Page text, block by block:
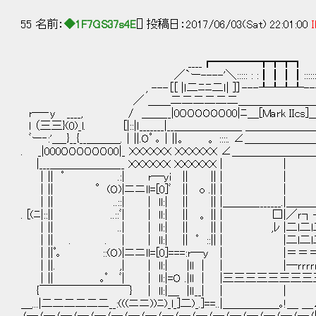
55 名前： ◆1F7GS37s4E [] 投稿日：2017/06/03(Sat) 22:01:00
____┏━━━━┳┳┳┓
／`ー----'＼::::: :
, ---［[ |ｌ二ﾆﾆ二ｌ| ]］---┸┸┸┸----
／ ＿＿二二二二二二＿＿＿＿＿＿＿
r―‐y ____, / ＿＿__|0００OOO０00|ﾆ＿[Mark
l （三三}(0)_l. [|::|ｌ_______|__＿＿＿＿＿＿ ＿＿＿＿＿
ﾞー‐:'＿_}__{__＿＿＿.｜||.Oﾟ ｡｜||。 。 ::::. ∠＿＿＿＿＿＿
. _|000００００００00|_ ＸＸＸＸＸＸ ＸＸＸＸＸＸ ∠＿＿＿＿＿
|___＿＿＿＿＿＿__ ＸＸＸＸＸＸ
｜|| ﾟ .:| r―yi || || | | |─ｒｒｒ‐
｜|| °(O)|ニニll=[0]ﾞ ||
｜|| ..::| | ll:| || || |＿＿＿_______.|＿＿＿＿＿|＿
. [(ﾆ|::|| ..::ﾞ| | ll:| || 。 || | □|
｜|| ..| | ll:| || || | ,ﾚ |二l二l二ｌｺ.ﾆ|ﾟ
｜|| . . | | ll:| || ﾟ ::|| | |二l二l
｜||ﾟ｡ ::(O)|ニニll=[0]===:r―y | |＝＝
｜||. ,| | ll:| |ll | | |─ｒｒｒｒｒｒ─ｿ:|..＿
｜|| ｡ﾟ ﾞ| | ll:|=O .|ll | |三三三三三三三
{￣￣￣￣￣￣￣￣} | ll:|＿ |lｌ
＿...|二二二二二二__:(((ニニ))ﾆ)_l_]二)_.]==..|＿＿＿＿＿